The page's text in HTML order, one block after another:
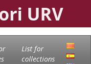
URV
List for
collections